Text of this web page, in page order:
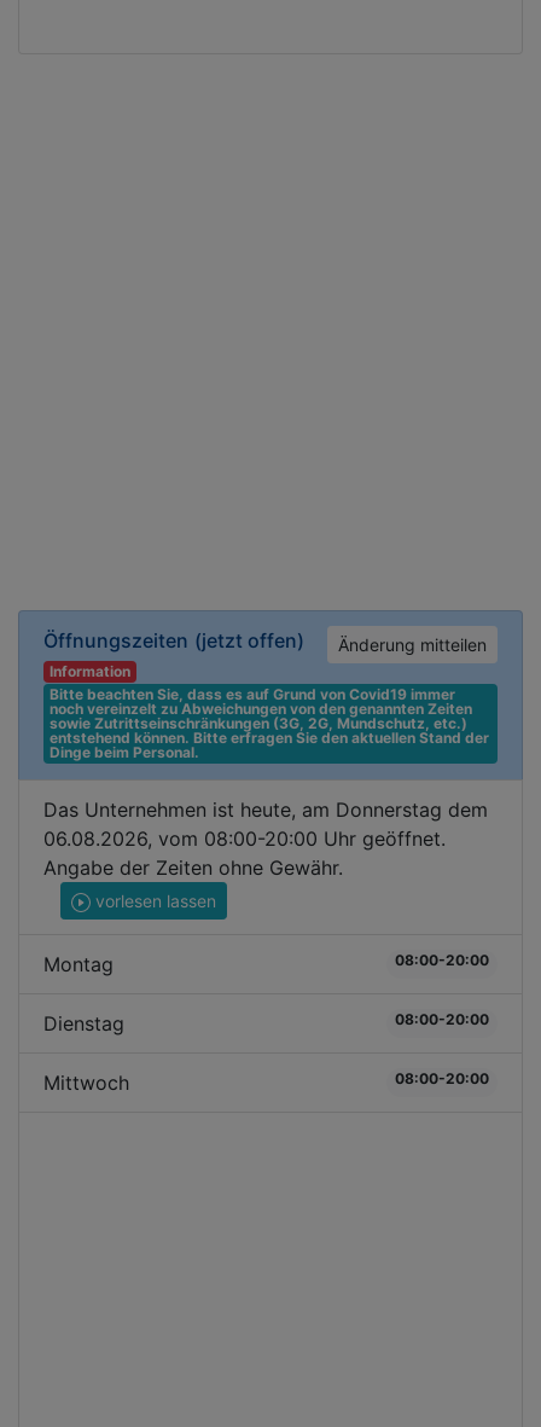
Öffnungszeiten (jetzt offen) Änderung mitteilen
Information
Bitte beachten Sie, dass es auf Grund von Covid19 immer
noch vereinzelt zu Abweichungen von den genannten Zeiten
sowie Zutrittseinschränkungen (3G, 2G, Mundschutz, etc.)
entstehend können. Bitte erfragen Sie den aktuellen Stand der
Dinge beim Personal.
Das Unternehmen ist heute, am Donnerstag dem
06.08.2026, vom 08:00-20:00 Uhr geöffnet.
Angabe der Zeiten ohne Gewähr.
vorlesen lassen
Montag 08:00-20:00
Dienstag 08:00-20:00
Mittwoch 08:00-20:00